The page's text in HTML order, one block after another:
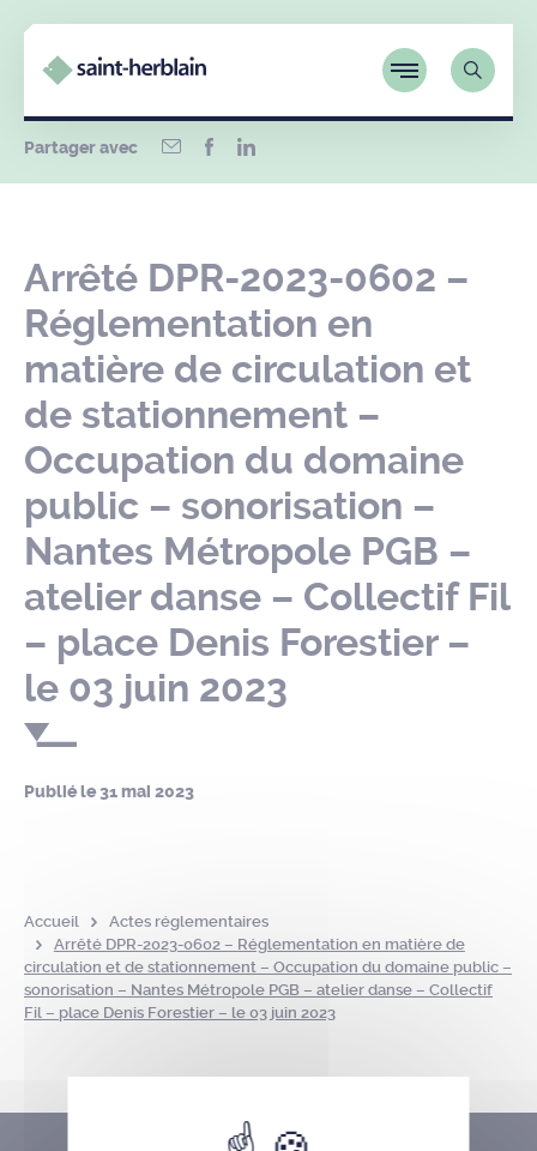
Partager avec
Arrêté DPR-2023-0602 –
Réglementation en
matière de circulation et
de stationnement –
Occupation du domaine
public – sonorisation –
Nantes Métropole PGB –
atelier danse – Collectif Fil
– place Denis Forestier –
le 03 juin 2023
Publié le31 mai 2023
Accueil
Actes réglementaires
Arrêté DPR-2023-0602 – Réglementation en matière de
circulation et de stationnement – Occupation du domaine public –
sonorisation – Nantes Métropole PGB – atelier danse – Collectif
Fil – place Denis Forestier – le 03 juin 2023